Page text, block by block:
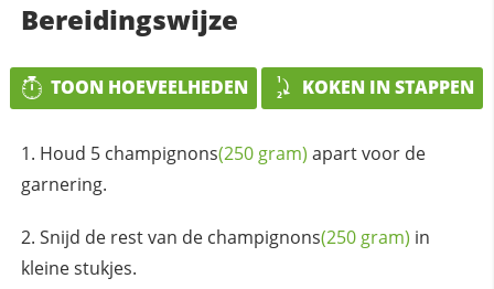
Bereidingswijze
TOON HOEVEELHEDEN KOKEN IN STAPPEN
Houd 5 champignons(250 gram) apart voor de
garnering.
Snijd de rest van de champignons(250 gram) in
kleine stukjes.